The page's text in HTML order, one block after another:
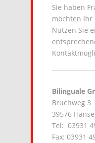
Sie haben
möchten Ihr
Nutzen Sie
Bilinguale
Bruchweg 3
39576
Tel: 03931
Fax: 03931